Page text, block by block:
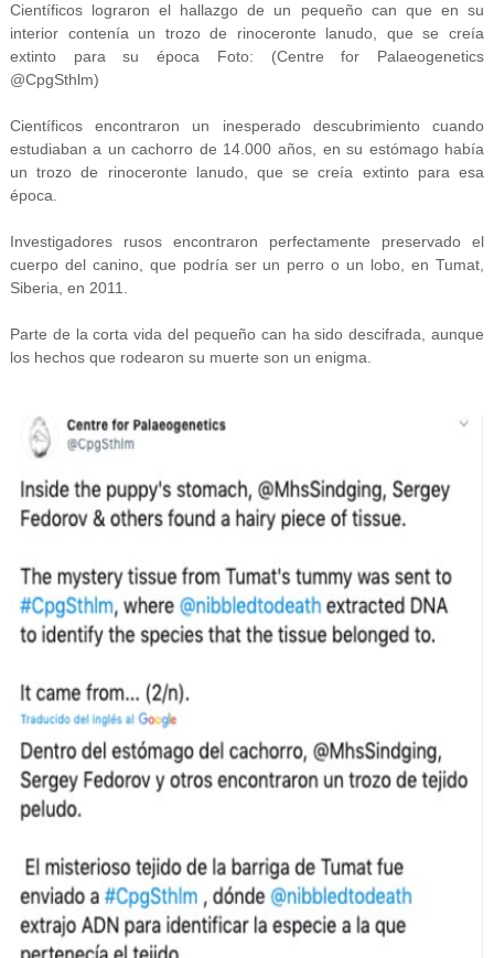
Científicos lograron el hallazgo de un pequeño can que en su
interior contenía un trozo de rinoceronte lanudo, que se creía
extinto para su época Foto: (Centre for Palaeogenetics
@CpgSthlm)
Científicos encontraron un inesperado descubrimiento cuando
estudiaban a un cachorro de 14.000 años, en su estómago había
un trozo de rinoceronte lanudo, que se creía extinto para esa
época.
Investigadores rusos encontraron perfectamente preservado el
cuerpo del canino, que podría ser un perro o un lobo, en Tumat,
Siberia, en 2011.
Parte de la corta vida del pequeño can ha sido descifrada, aunque
los hechos que rodearon su muerte son un enigma.